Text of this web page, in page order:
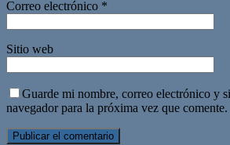
Correo electrónico *
Sitio web
Guarde mi nombre, correo electrónico y
navegador para la próxima vez que comente.